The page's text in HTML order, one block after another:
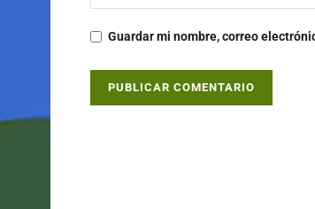
Guardar mi nombre, correo